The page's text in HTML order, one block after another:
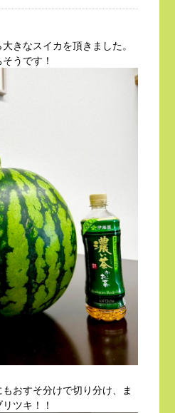
きなスイカを頂きました。
うです！
おすそ分けで切り分け、ま
ツキ！！